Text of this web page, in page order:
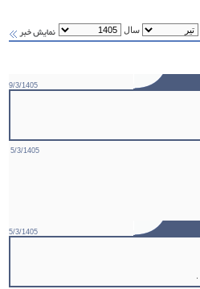
سال
9/3/1405
5/3/1405
5/3/1405